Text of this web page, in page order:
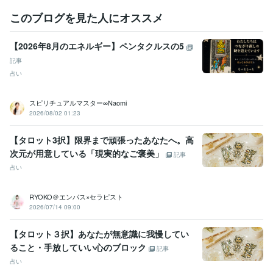
このブログを見た人にオススメ
【2026年8月のエネルギー】ペンタクルスの5
記事
占い
スピリチュアルマスター∞Naomi
2026/08/02 01:23
【タロット3択】限界まで頑張ったあなたへ。高
次元が用意している「現実的なご褒美」
記事
占い
RYOKO＠エンパス×セラピスト
2026/07/14 09:00
【タロット３択】あなたが無意識に我慢してい
ること・手放していい心のブロック
記事
占い